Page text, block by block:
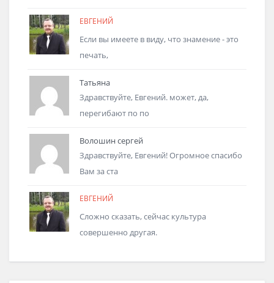
ЕВГЕНИЙ
Если вы имеете в виду, что знамение - это
печать,
Татьяна
Здравствуйте, Евгений. может, да,
перегибают по по
Волошин сергей
Здравствуйте, Евгений! Огромное спасибо
Вам за ста
ЕВГЕНИЙ
Сложно сказать, сейчас культура
совершенно другая.